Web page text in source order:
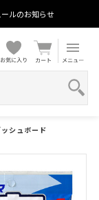
ルのお知らせ
ッシュボード